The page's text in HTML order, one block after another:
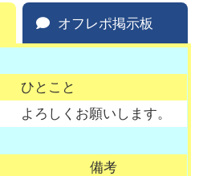
オフレポ掲示板
ひとこと
よろしくお願いします。
備考